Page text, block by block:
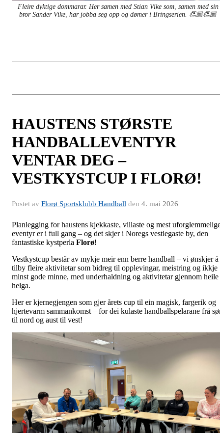
Fleire dyktige dommarar. Her samen med Stian Vike som, samen med sin
bror Sander Vike, har jobba seg opp og dømer i Bringserien. 👏🏼👏🏼
HAUSTENS STØRSTE
HANDBALLEVENTYR
VENTAR DEG –
VESTKYSTCUP I FLORØ!
Postet av Florø Sportsklubb Handball den 4. mai 2026
Planlegging for haustens kjekkaste, villaste og mest
eventyr er i full gang – og det skjer i Noregs vestlegaste by, den
fantastiske kystperla Florø!
Vestkystcup består av mykje meir enn berre handball – vi ønskjer å
tilby fleire aktivitetar som bidreg til opplevingar, meistring og ikkje
minst gode minne, med underhaldning og aktivitetar gjennom heile
helga.
Her er kjernegjengen som gjer årets cup til ein magisk, fargerik og
hjertevarm sammankomst – for dei kulaste handballspelarane frå
til nord og aust til vest!